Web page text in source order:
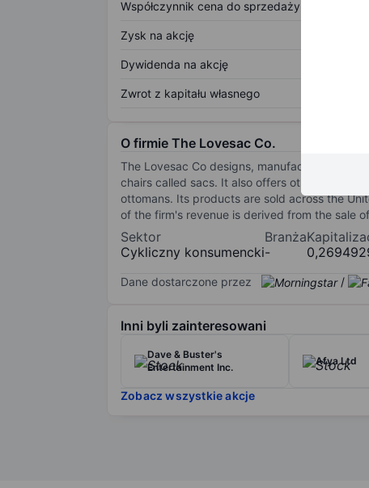
Współczynnik cena do sprzedaży
Zysk na akcję
Dywidenda na akcję
Zwrot z kapitału własnego
O firmie The Lovesac Co.
The Lovesac Co designs, manufactures and
chairs called sacs. It also offers other
ottomans. Its products are sold across the
of the firm's revenue is derived from the sale
Sektor
Cykliczny konsumencki
Branża
-
Dane dostarczone przez /
Inni byli zainteresowani
Dave & Buster's
Entertainment Inc.
Afya Ltd
Zobacz wszystkie akcje